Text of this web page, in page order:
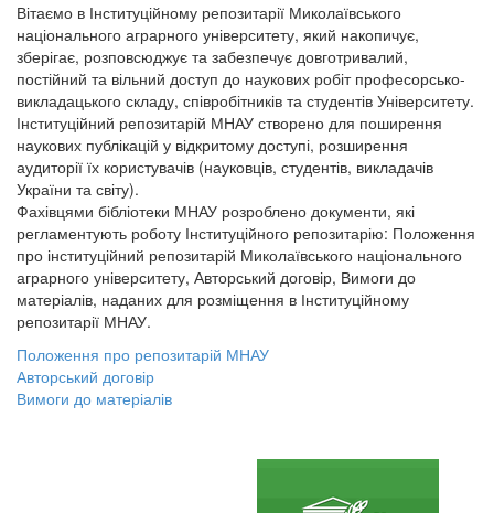
Вітаємо в Інституційному репозитарії Миколаївського
національного аграрного університету, який накопичує,
зберігає, розповсюджує та забезпечує довготривалий,
постійний та вільний доступ до наукових робіт професорсько-
викладацького складу, співробітників та студентів Університету.
Інституційний репозитарій МНАУ створено для поширення
наукових публікацій у відкритому доступі, розширення
аудиторії їх користувачів (науковців, студентів, викладачів
України та світу).
Фахівцями бібліотеки МНАУ розроблено документи, які
регламентують роботу Інституційного репозитарію: Положення
про інституційний репозитарій Миколаївського національного
аграрного університету, Авторський договір, Вимоги до
матеріалів, наданих для розміщення в Інституційному
репозитарії МНАУ.
Положення про репозитарій МНАУ
Авторський договір
Вимоги до матеріалів